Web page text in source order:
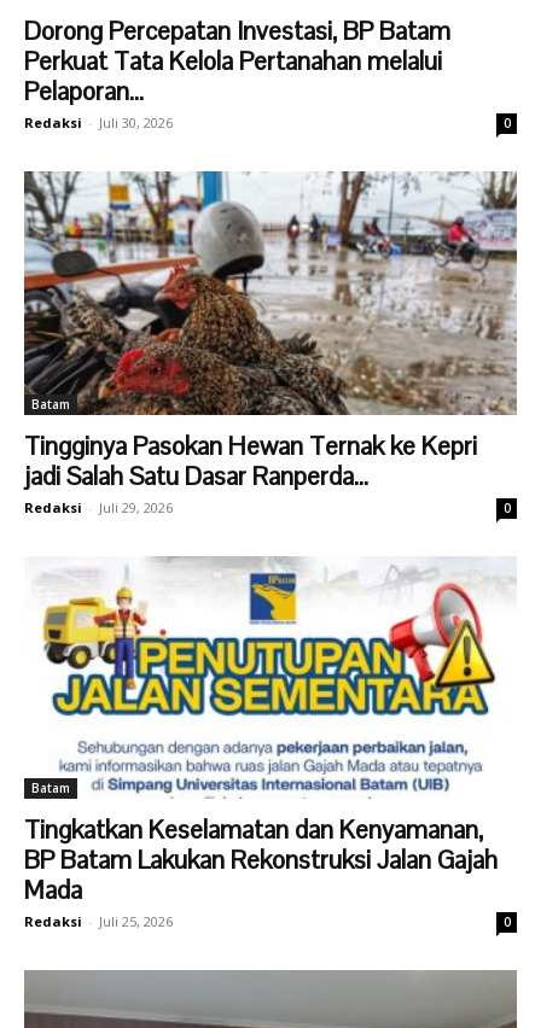
Dorong Percepatan Investasi, BP Batam
Perkuat Tata Kelola Pertanahan melalui
Pelaporan...
Redaksi - Juli 30, 2026 0
Batam
Tingginya Pasokan Hewan Ternak ke Kepri
jadi Salah Satu Dasar Ranperda...
Redaksi - Juli 29, 2026 0
Batam
Tingkatkan Keselamatan dan Kenyamanan,
BP Batam Lakukan Rekonstruksi Jalan Gajah
Mada
Redaksi - Juli 25, 2026 0